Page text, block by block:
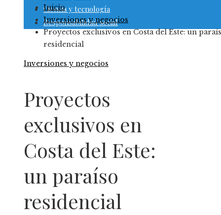
Ciencia y tecnología
Responsabilidad social
Inicio
Inversiones y negocios
Proyectos exclusivos en Costa del Este: un
residencial
Inversiones y negocios
Proyectos
exclusivos en
Costa del Este:
un paraíso
residencial